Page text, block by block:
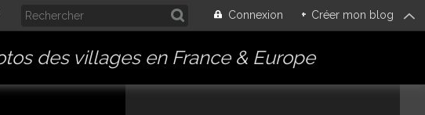
Connexion + Créer mon blog
des villages en France & Europe